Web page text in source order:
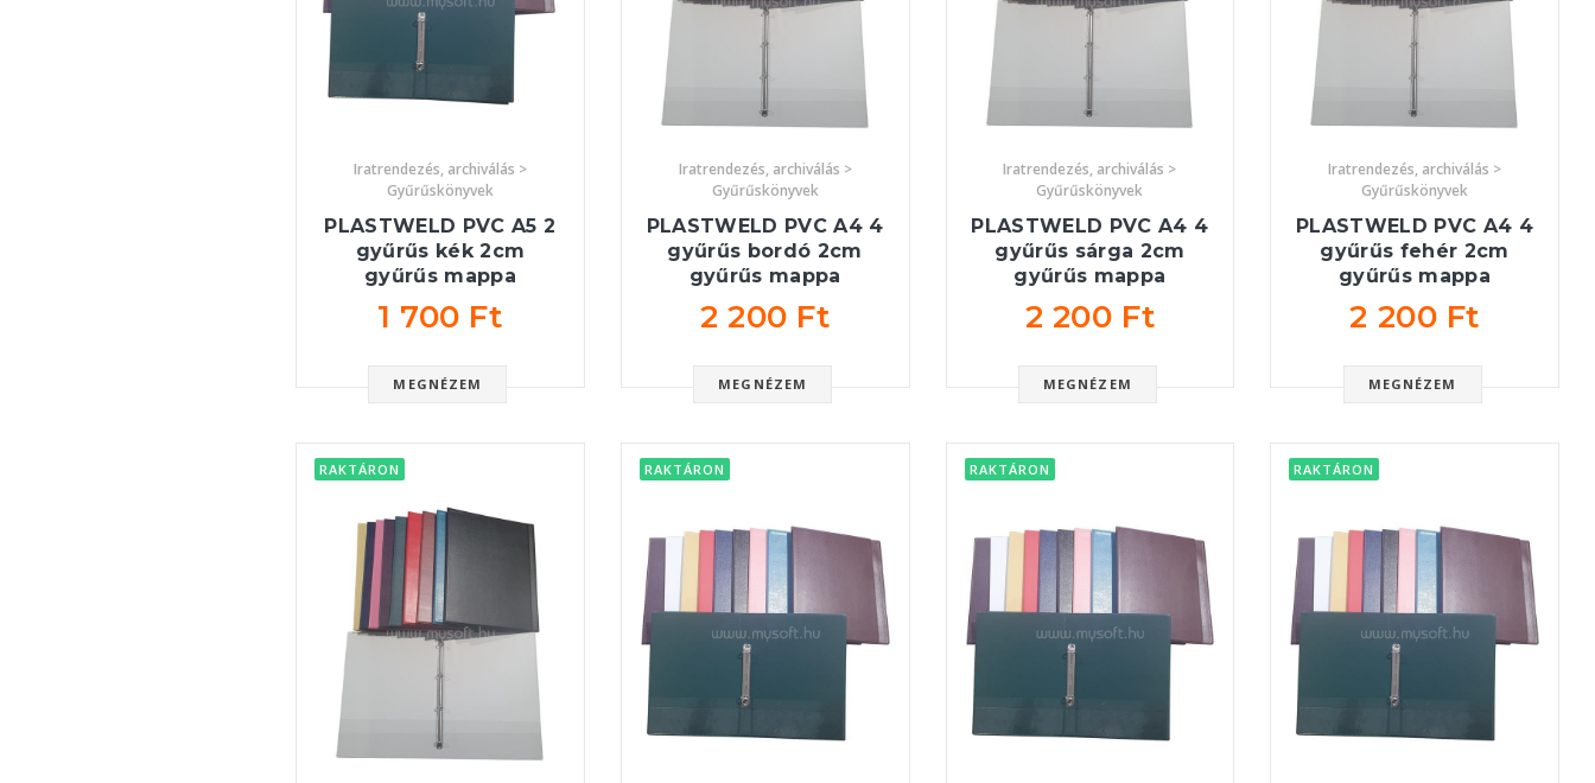
Iratrendezés, archiválás >
Gyűrűskönyvek
PLASTWELD PVC A5 2
gyűrűs kék 2cm
gyűrűs mappa
1 700 Ft
MEGNÉZEM
Iratrendezés, archiválás >
Gyűrűskönyvek
PLASTWELD PVC A4 4
gyűrűs bordó 2cm
gyűrűs mappa
2 200 Ft
MEGNÉZEM
Iratrendezés, archiválás >
Gyűrűskönyvek
PLASTWELD PVC A4 4
gyűrűs sárga 2cm
gyűrűs mappa
2 200 Ft
MEGNÉZEM
Iratrendezés, archiválás >
Gyűrűskönyvek
PLASTWELD PVC A4 4
gyűrűs fehér 2cm
gyűrűs mappa
2 200 Ft
MEGNÉZEM
RAKTÁRON RAKTÁRON RAKTÁRON RAKTÁRON